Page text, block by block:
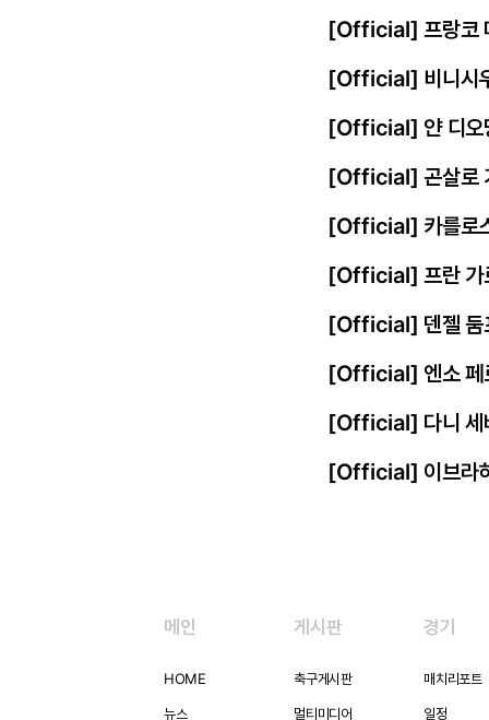
[Official] 프랑코
[Official] 비니시
[Official] 얀 디오
[Official] 곤살로
[Official] 카를로
[Official] 프란 가
[Official] 덴젤 둠
[Official] 엔소 페
[Official] 다니 세
[Official] 이브라
메인
HOME
뉴스
게시판
축구게시판
멀티미디어
경기
매치리포트
일정